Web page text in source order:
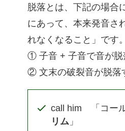
脱落とは、下記の場合
にあって、本来発音さ
れなくなること」です。
① 子音 + 子音で音が脱
② 文末の破裂音が脱落
call him 「コー
リム 」